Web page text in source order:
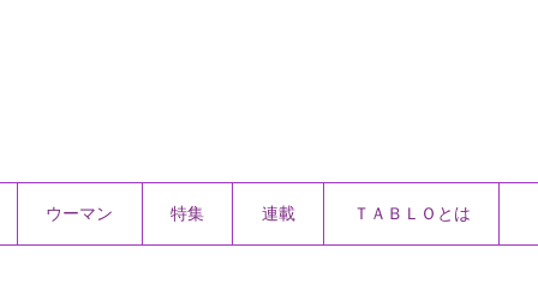
ウーマン 特集 連載 ＴＡＢＬＯとは